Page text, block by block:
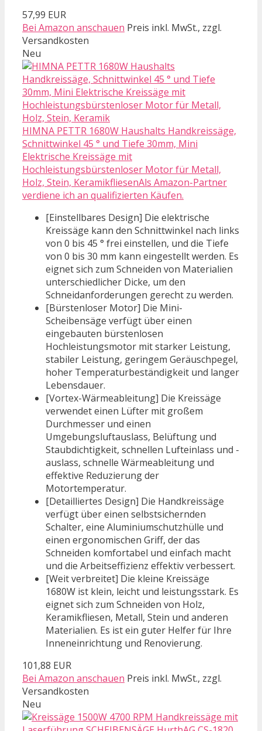
57,99 EUR
Bei Amazon anschauen Preis inkl. MwSt., zzgl.
Versandkosten
Neu
HIMNA PETTR 1680W Haushalts Handkreissäge,
Schnittwinkel 45 ° und Tiefe 30mm, Mini
Elektrische Kreissäge mit
Hochleistungsbürstenloser Motor für Metall,
Holz, Stein, KeramikfliesenAls Amazon-Partner
verdiene ich an qualifizierten Käufen.
[Einstellbares Design] Die elektrische
Kreissäge kann den Schnittwinkel nach links
von 0 bis 45 ° frei einstellen, und die Tiefe
von 0 bis 30 mm kann eingestellt werden. Es
eignet sich zum Schneiden von Materialien
unterschiedlicher Dicke, um den
Schneidanforderungen gerecht zu werden.
[Bürstenloser Motor] Die Mini-
Scheibensäge verfügt über einen
eingebauten bürstenlosen
Hochleistungsmotor mit starker Leistung,
stabiler Leistung, geringem Geräuschpegel,
hoher Temperaturbeständigkeit und langer
Lebensdauer.
[Vortex-Wärmeableitung] Die Kreissäge
verwendet einen Lüfter mit großem
Durchmesser und einen
Umgebungsluftauslass, Belüftung und
Staubdichtigkeit, schnellen Lufteinlass und -
auslass, schnelle Wärmeableitung und
effektive Reduzierung der
Motortemperatur.
[Detailliertes Design] Die Handkreissäge
verfügt über einen selbstsichernden
Schalter, eine Aluminiumschutzhülle und
einen ergonomischen Griff, der das
Schneiden komfortabel und einfach macht
und die Arbeitseffizienz effektiv verbessert.
[Weit verbreitet] Die kleine Kreissäge
1680W ist klein, leicht und leistungsstark. Es
eignet sich zum Schneiden von Holz,
Keramikfliesen, Metall, Stein und anderen
Materialien. Es ist ein guter Helfer für Ihre
Inneneinrichtung und Renovierung.
101,88 EUR
Bei Amazon anschauen Preis inkl. MwSt., zzgl.
Versandkosten
Neu